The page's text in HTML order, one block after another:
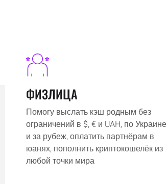
ФИЗЛИЦА
Помогу выслать кэш родным без
ограничений в $, € и UAH, по Украине
и за рубеж, оплатить партнёрам в
юанях, пополнить криптокошелёк из
любой точки мира